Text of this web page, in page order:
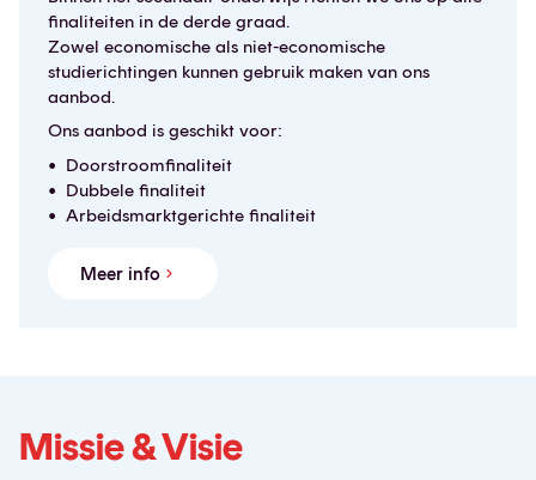
finaliteiten in de derde graad.
Zowel economische als niet-economische
studierichtingen kunnen gebruik maken van ons
aanbod.
Ons aanbod is geschikt voor:
Doorstroomfinaliteit
Dubbele finaliteit
Arbeidsmarktgerichte finaliteit
Meer info
Missie & Visie